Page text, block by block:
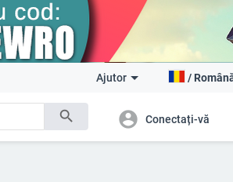
search
Ajutor /
account_circle Conectați-vă